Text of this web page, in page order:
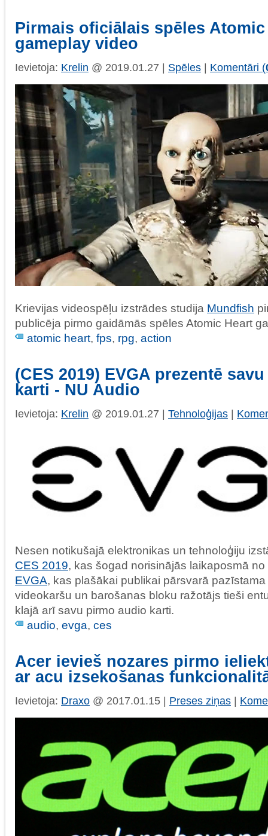
Pirmais oficiālais spēles Atomic
gameplay video
Ievietoja: Krelin @ 2019.01.27 | Spēles Komentāri (
Krievijas videospēļu izstrādes studija Mundfish
publicēja pirmo gaidāmās spēles Atomic Heart
atomic heart, fps, rpg, action
(CES 2019) EVGA prezentē
karti - NU Audio
Ievietoja: Krelin @ 2019.01.27 | Tehnoloģijas
Nesen notikušajā elektronikas un tehnoloģiju
CES 2019, kas šogad norisinājās laikaposmā no
EVGA, kas plašākai publikai pārsvarā
videokaršu un barošanas bloku ražotājs tieši
klajā arī savu pirmo audio karti.
audio, evga, ces
Acer ievieš nozares pirmo
ar acu izsekošanas
Ievietoja: Draxo @ 2017.01.15 | Preses ziņas